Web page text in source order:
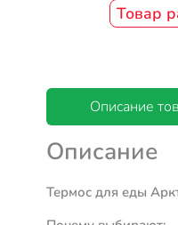
Товар
Описание
Описание
Термос для еды